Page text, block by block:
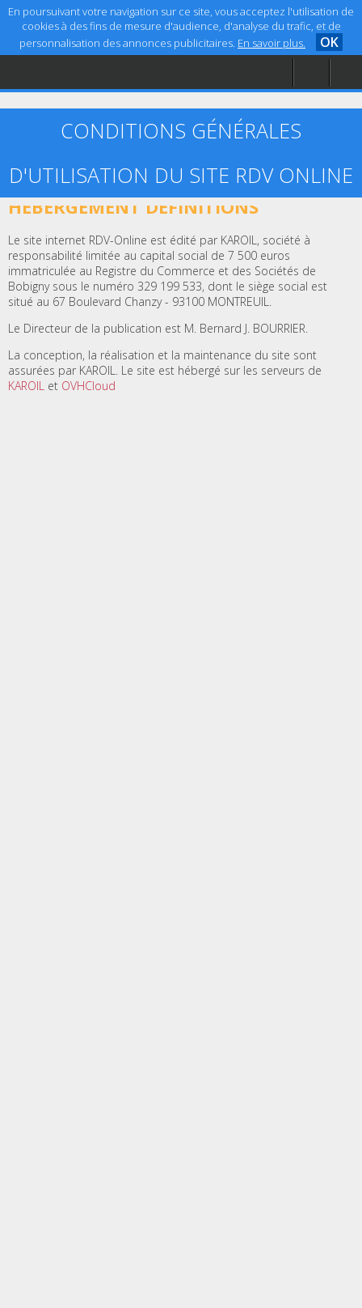
En poursuivant votre navigation sur ce site, vous acceptez l'utilisation de
cookies à des fins de mesure d'audience, d'analyse du trafic, et de
personnalisation des annonces publicitaires. En savoir plus. OK
Accueil
Aide
CONDITIONS GÉNÉRALES
D'UTILISATION DU SITE RDV ONLINE
ARTICLE 1 – ÉDITEUR, CRÉATION ET
HÉBERGEMENT DÉFINITIONS
Le site internet RDV-Online est édité par KAROIL, société à
responsabilité limitée au capital social de 7 500 euros
immatriculée au Registre du Commerce et des Sociétés de
Bobigny sous le numéro 329 199 533, dont le siège social est
situé au 67 Boulevard Chanzy - 93100 MONTREUIL.
Le Directeur de la publication est M. Bernard J. BOURRIER.
La conception, la réalisation et la maintenance du site sont
assurées par KAROIL. Le site est hébergé sur les serveurs de
KAROIL et OVHCloud